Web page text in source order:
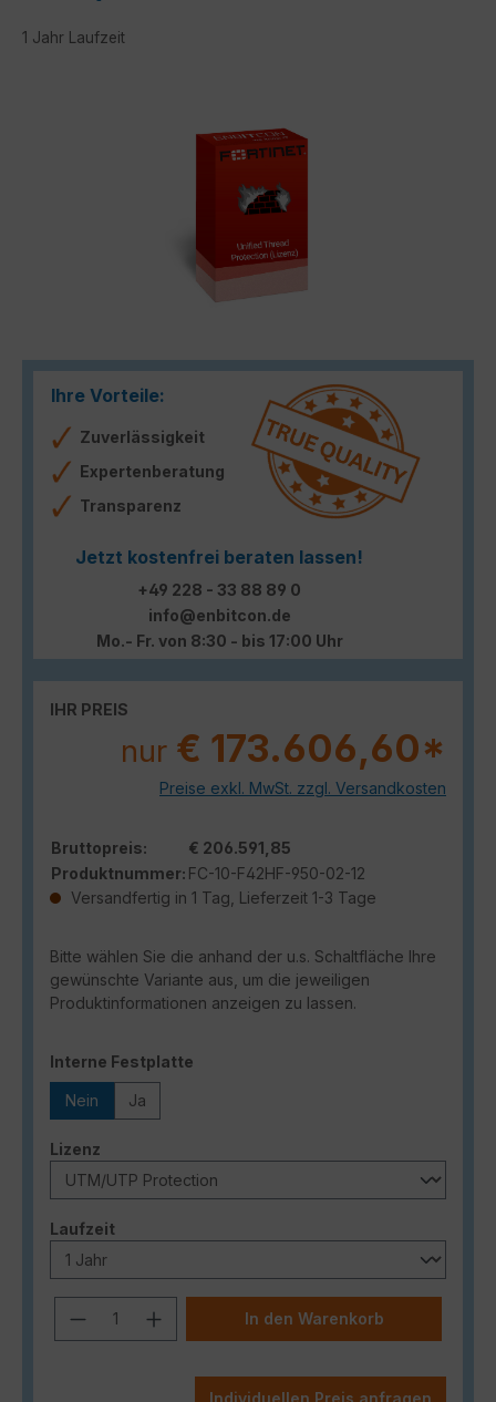
1 Jahr Laufzeit
Ihre Vorteile:
Zuverlässigkeit
Expertenberatung
Transparenz
Jetzt kostenfrei beraten lassen!
+49 228 - 33 88 89 0
info@enbitcon.de
Mo.- Fr. von 8:30 - bis 17:00 Uhr
IHR PREIS
nur € 173.606,60*
Preise exkl. MwSt. zzgl. Versandkosten
Bruttopreis:
€ 206.591,85
Produktnummer: FC-10-F42HF-950-02-12
Versandfertig in 1 Tag, Lieferzeit 1-3 Tage
Bitte wählen Sie die anhand der u.s. Schaltfläche Ihre
gewünschte Variante aus, um die jeweiligen
Produktinformationen anzeigen zu lassen.
Interne Festplatte
Nein Ja
Lizenz
Laufzeitauswählen
Produkt Anzahl: Gib den
In den Warenkorb
Individuellen Preis anfragen